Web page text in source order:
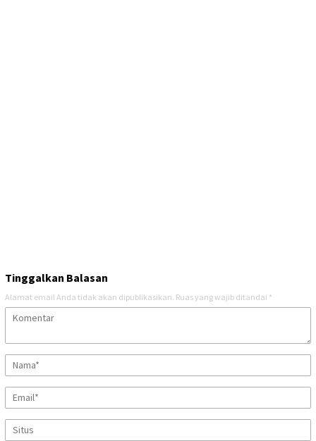
Tinggalkan Balasan
Alamat email Anda tidak akan dipublikasikan. Ruas yang wajib ditandai *